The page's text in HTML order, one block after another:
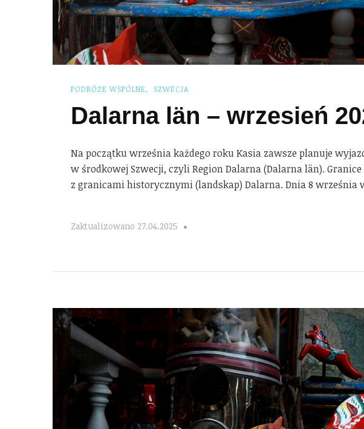
PODRÓŻE WSPÓLNE SZWECJA
Dalarna län – wrzesień
Na początku września każdego roku Kasia zawsze planuje
w środkowej Szwecji, czyli Region Dalarna (Dalarna län).
z granicami historycznymi (landskap) Dalarna. Dnia 8
Zaktualizowano 27.04.2025